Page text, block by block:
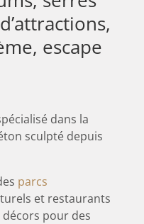
escape
dans la
sculpté depuis
parcs
et restaurants
pour des